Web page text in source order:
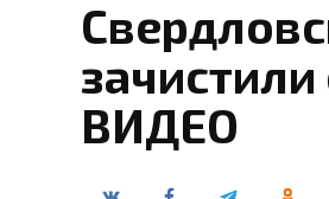
ВИДЕО